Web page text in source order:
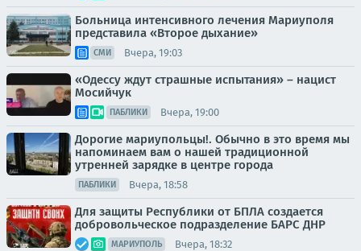
Больница интенсивного лечения Мариуполя
представила «Второе дыхание»
СМИ Вчера, 19:03
«Одессу ждут страшные испытания» – нацист
Мосийчук
ПАБЛИКИ Вчера, 19:00
Дорогие мариупольцы!. Обычно в это время мы
напоминаем вам о нашей традиционной
утренней зарядке в центре города
ПАБЛИКИ Вчера, 18:58
Для защиты Республики от БПЛА создается
добровольческое подразделение БАРС ДНР
МАРИУПОЛЬ Вчера, 18:32